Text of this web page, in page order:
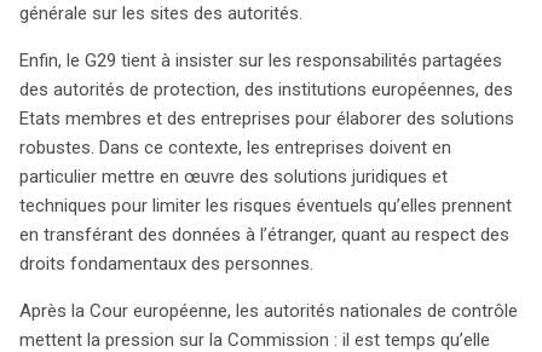
générale sur les sites des autorités.
Enfin, le G29 tient à insister sur les responsabilités partagées
des autorités de protection, des institutions européennes, des
Etats membres et des entreprises pour élaborer des solutions
robustes. Dans ce contexte, les entreprises doivent en
particulier mettre en œuvre des solutions juridiques et
techniques pour limiter les risques éventuels qu’elles prennent
en transférant des données à l’étranger, quant au respect des
droits fondamentaux des personnes.
Après la Cour européenne, les autorités nationales de contrôle
mettent la pression sur la Commission : il est temps qu’elle